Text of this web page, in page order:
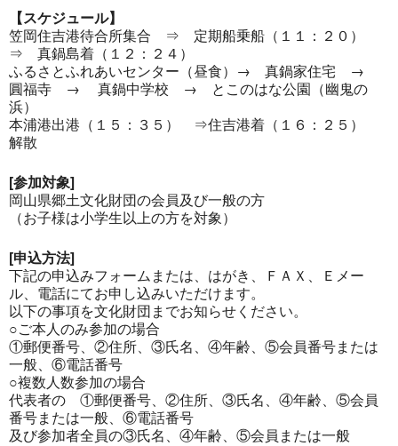
【スケジュール】
笠岡住吉港待合所集合 ⇒ 定期船乗船（１１：２０）
⇒ 真鍋島着（１２：２４）
ふるさとふれあいセンター（昼食）→ 真鍋家住宅 →
圓福寺 → 真鍋中学校 → とこのはな公園（幽鬼の
浜）
本浦港出港（１５：３５） ⇒住吉港着（１６：２５）
解散
[参加対象]
岡山県郷土文化財団の会員及び一般の方
（お子様は小学生以上の方を対象）
[申込方法]
下記の申込みフォームまたは、はがき、ＦＡＸ、Ｅメー
ル、電話にてお申し込みいただけます。
以下の事項を文化財団までお知らせください。
○ご本人のみ参加の場合
①郵便番号、②住所、③氏名、④年齢、⑤会員番号または
一般、⑥電話番号
○複数人数参加の場合
代表者の ①郵便番号、②住所、③氏名、④年齢、⑤会員
番号または一般、⑥電話番号
及び参加者全員の③氏名、④年齢、⑤会員または一般